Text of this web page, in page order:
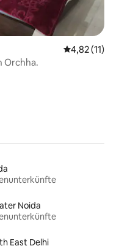
4,82 (11)
Orchha.
Noida
East Delhi